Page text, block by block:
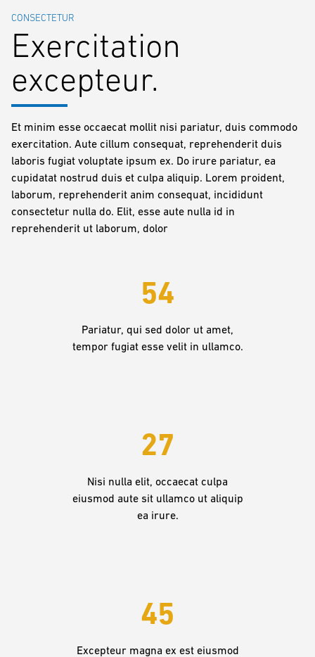
CONSECTETUR
Exercitation
excepteur.
Et minim esse occaecat mollit nisi pariatur, duis commodo
exercitation. Aute cillum consequat, reprehenderit duis
laboris fugiat voluptate ipsum ex. Do irure pariatur, ea
cupidatat nostrud duis et culpa aliquip. Lorem proident,
laborum, reprehenderit anim consequat, incididunt
consectetur nulla do. Elit, esse aute nulla id in
reprehenderit ut laborum, dolor
54
Pariatur, qui sed dolor ut amet,
tempor fugiat esse velit in ullamco.
27
Nisi nulla elit, occaecat culpa
eiusmod aute sit ullamco ut aliquip
ea irure.
45
Excepteur magna ex est eiusmod